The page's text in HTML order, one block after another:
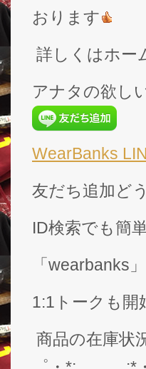
おります
詳しくはホー
アナタの欲し
WearBanks
友だち追加ど
ID検索でも簡
「wearbanks
1:1トークも開
商品の在庫状